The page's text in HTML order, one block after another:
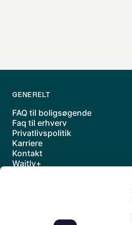
GENERELT
FAQ til boligsøgende
Faq til erhverv
Privatlivspolitik
Karriere
Kontakt
Waitly+